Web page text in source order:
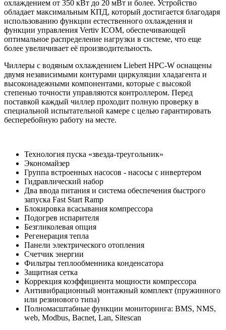
охлаждением от 350 кВт до 20 мВт и более. Устройство
обладает максимальным КПД, который достигается благодаря
использованию функции естественного охлаждения и
функции управления Vertiv ICOM, обеспечивающей
оптимальное распределение нагрузки в системе, что еще
более увеличивает её производительность.
Чиллеры с водяным охлаждением Liebert HPC-W оснащены
двумя независимыми контурами циркуляции хладагента и
высоконадежными компонентами, которые с высокой
степенью точности управляются контроллером. Перед
поставкой каждый чиллер проходит полную проверку в
специальной испытательной камере с целью гарантировать
бесперебойную работу на месте.
Технология пуска «звезда-треугольник»
Экономайзер
Группа встроенных насосов - насосы с инвертером
Гидравлический набор
Два ввода питания и система обеспечения быстрого
запуска Fast Start Ramp
Блокировка всасывания компрессора
Подогрев испарителя
Безгликолевая опция
Регенерация тепла
Панели электрического отопления
Счетчик энергии
Фильтры теплообменника конденсатора
Защитная сетка
Коррекция коэффициента мощности компрессора
Антивибрационный монтажный комплект (пружинного
или резинового типа)
Полномасштабные функции мониторинга: BMS, NMS,
web, Modbus, Bacnet, Lan, Sitescan